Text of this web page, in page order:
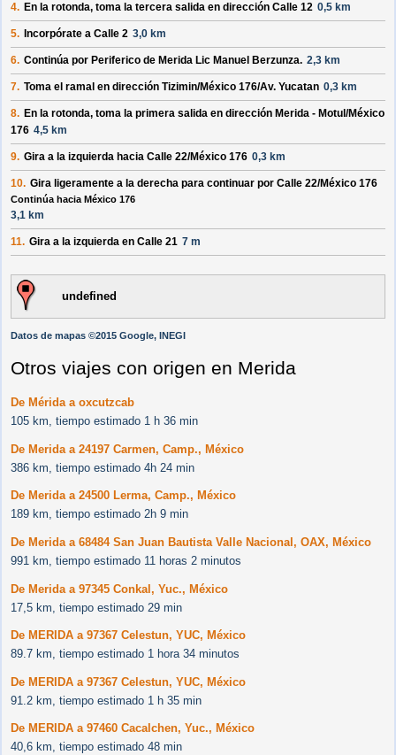
4. En la rotonda, toma la tercera salida en dirección Calle 12 0,5 km
5. Incorpórate a Calle 2 3,0 km
6. Continúa por Periferico de Merida Lic Manuel Berzunza. 2,3 km
7. Toma el ramal en dirección Tizimin/México 176/Av. Yucatan 0,3 km
8. En la rotonda, toma la primera salida en dirección Merida - Motul/México
176 4,5 km
9. Gira a la izquierda hacia Calle 22/México 176 0,3 km
10. Gira ligeramente a la derecha para continuar por Calle 22/México 176
Continúa hacia México 176
3,1 km
11. Gira a la izquierda en Calle 21 7 m
undefined
Datos de mapas ©2015 Google, INEGI
Otros viajes con origen en Merida
De Mérida a oxcutzcab
105 km, tiempo estimado 1 h 36 min
De Merida a 24197 Carmen, Camp., México
386 km, tiempo estimado 4h 24 min
De Merida a 24500 Lerma, Camp., México
189 km, tiempo estimado 2h 9 min
De Merida a 68484 San Juan Bautista Valle Nacional, OAX, México
991 km, tiempo estimado 11 horas 2 minutos
De Merida a 97345 Conkal, Yuc., México
17,5 km, tiempo estimado 29 min
De MERIDA a 97367 Celestun, YUC, México
89.7 km, tiempo estimado 1 hora 34 minutos
De MERIDA a 97367 Celestun, YUC, México
91.2 km, tiempo estimado 1 h 35 min
De MERIDA a 97460 Cacalchen, Yuc., México
40,6 km, tiempo estimado 48 min